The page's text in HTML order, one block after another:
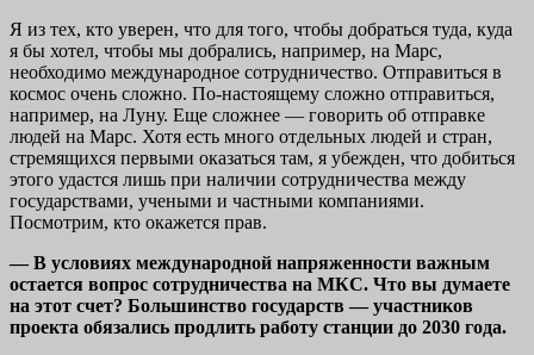
Я из тех, кто уверен, что для того, чтобы добраться туда, куда
я бы хотел, чтобы мы добрались, например, на Марс,
необходимо международное сотрудничество. Отправиться в
космос очень сложно. По-настоящему сложно отправиться,
например, на Луну. Еще сложнее — говорить об отправке
людей на Марс. Хотя есть много отдельных людей и стран,
стремящихся первыми оказаться там, я убежден, что добиться
этого удастся лишь при наличии сотрудничества между
государствами, учеными и частными компаниями.
Посмотрим, кто окажется прав.
— В условиях международной напряженности важным
остается вопрос сотрудничества на МКС. Что вы думаете
на этот счет? Большинство государств — участников
проекта обязались продлить работу станции до 2030 года.